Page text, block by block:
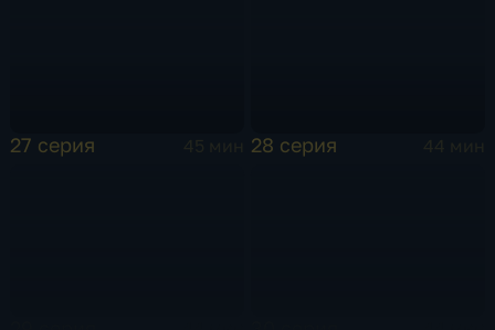
27 серия 28 серия